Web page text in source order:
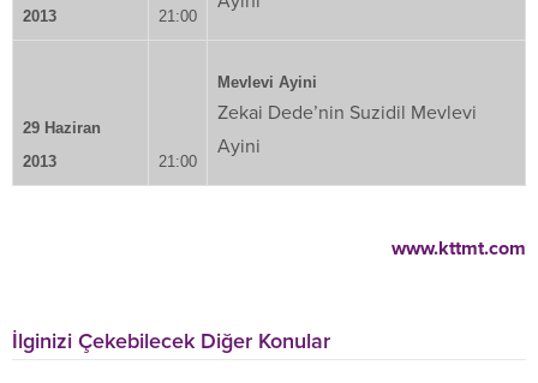
2013 21:00
29 Haziran
2013
21:00
Mevlevi Ayini
Zekai Dede’nin Suzidil Mevlevi
Ayini
www.kttmt.com
İlginizi Çekebilecek Diğer Konular